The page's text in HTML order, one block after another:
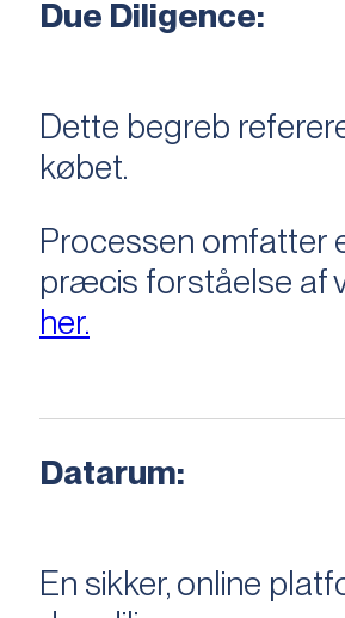
Due Diligence:
Dette begreb
købet.
Processen omfatter
præcis forståelse af
her.
Datarum:
En sikker, online